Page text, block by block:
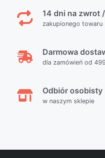
14 dni na zwrot
zakupionego towaru
Darmowa
dla zamówień od
Odbiór osobisty
w naszym sklepie